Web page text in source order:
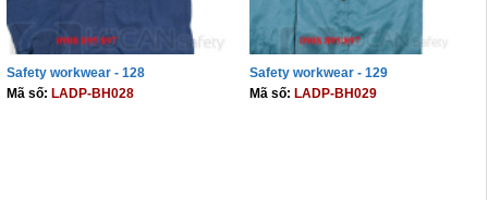
Safety workwear - 128
Mã số: LADP-BH028
Safety workwear - 129
Mã số: LADP-BH029